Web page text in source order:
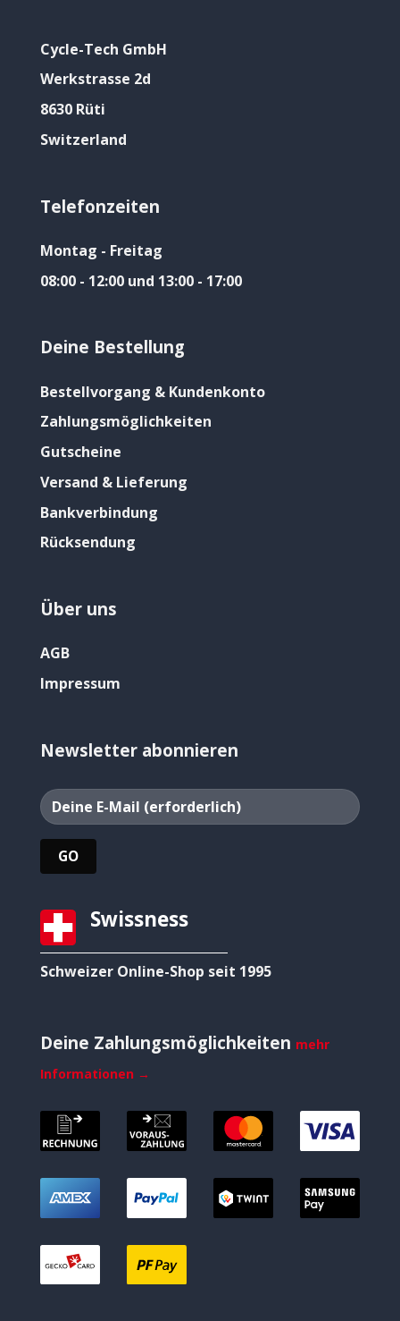
Cycle-Tech GmbH
Werkstrasse 2d
8630 Rüti
Switzerland
Telefonzeiten
Montag - Freitag
08:00 - 12:00 und 13:00 - 17:00
Deine Bestellung
Bestellvorgang & Kundenkonto
Zahlungsmöglichkeiten
Gutscheine
Versand & Lieferung
Bankverbindung
Rücksendung
Über uns
AGB
Impressum
Newsletter abonnieren
Swissness
Schweizer Online-Shop seit 1995
Deine Zahlungsmöglichkeiten mehr
Informationen →